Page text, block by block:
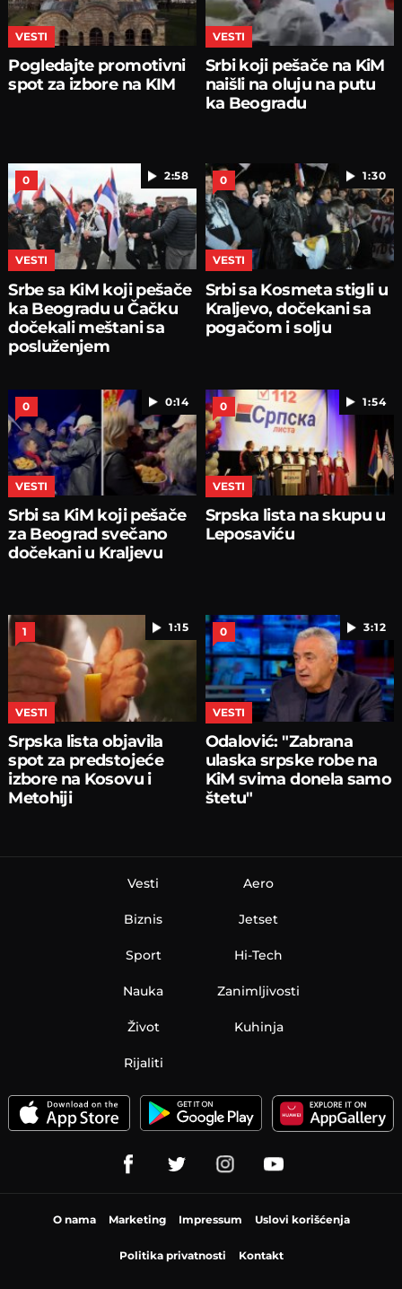
VESTI
Pogledajte promotivni
spot za izbore na KIM
VESTI
Srbi koji pešače na KiM
naišli na oluju na putu
ka Beogradu
2:58
0
VESTI
Srbe sa KiM koji pešače
ka Beogradu u Čačku
dočekali meštani sa
posluženjem
1:30
0
VESTI
Srbi sa Kosmeta stigli u
Kraljevo, dočekani sa
pogačom i solju
0:14
0
VESTI
Srbi sa KiM koji pešače
za Beograd svečano
dočekani u Kraljevu
1:54
0
VESTI
Srpska lista na skupu u
Leposaviću
1:15
1
VESTI
Srpska lista objavila
spot za predstojeće
izbore na Kosovu i
Metohiji
3:12
0
VESTI
Odalović: "Zabrana
ulaska srpske robe na
KiM svima donela samo
štetu"
Vesti
Biznis
Sport
Nauka
Aero
Jetset
Hi-Tech
Zanimljivosti
Život Kuhinja
Rijaliti
O nama Marketing Impressum Uslovi korišćenja
Politika privatnosti Kontakt